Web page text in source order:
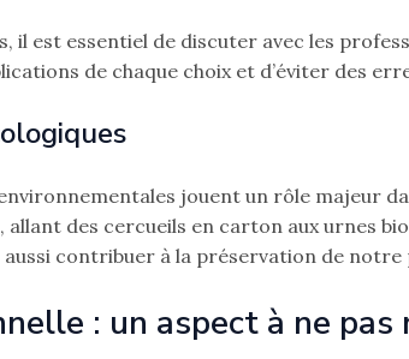
il est essentiel de discuter avec les
de chaque choix et d’éviter des
jouent un rôle majeur
des cercueils en carton aux urnes
contribuer à la préservation de notre
: un aspect à ne